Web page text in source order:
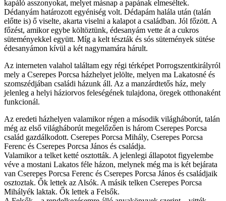
kapáló asszonyokat, melyet másnap a papának elmeséltek.
Dédanyám határozott egyéniség volt. Dédapám halála után (talán
előtte is) ő viselte, akarta viselni a kalapot a családban. Jól főzött. A
főzést, amikor egybe költöztünk, édesanyám vette át a cukros
süteményekkel együtt. Míg a kelt tészták és sós sütemények sütése
édesanyámon kívül a két nagymamára hárult.
Az interneten valahol találtam egy régi térképet Porrogszentkirályról
mely a Cserepes Porcsa házhelyet jelölte, melyen ma Lakatosné és
szomszédjában családi házunk áll. Az a manzárdtetős ház, mely
jelenleg a helyi háziorvos feleségének tulajdona, öregek otthonaként
funkcionál.
Az eredeti házhelyen valamikor régen a második világháborút, talán
még az első világháborút megelőzően is három Cserepes Porcsa
család gazdálkodott. Cserepes Porcsa Mihály, Cserepes Porcsa
Ferenc és Cserepes Porcsa János és családja.
Valamikor a telket ketté osztották. A jelenlegi állapotot figyelembe
véve a mostani Lakatos féle házon, melynek még ma is két bejárata
van Cserepes Porcsa Ferenc és Cserepes Porcsa János és családjaik
osztoztak. Ők lettek az Alsók. A másik telken Cserepes Porcsa
Mihályék laktak. Ők lettek a Felsők.